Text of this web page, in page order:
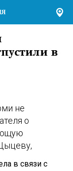
в
не
о
в связи с